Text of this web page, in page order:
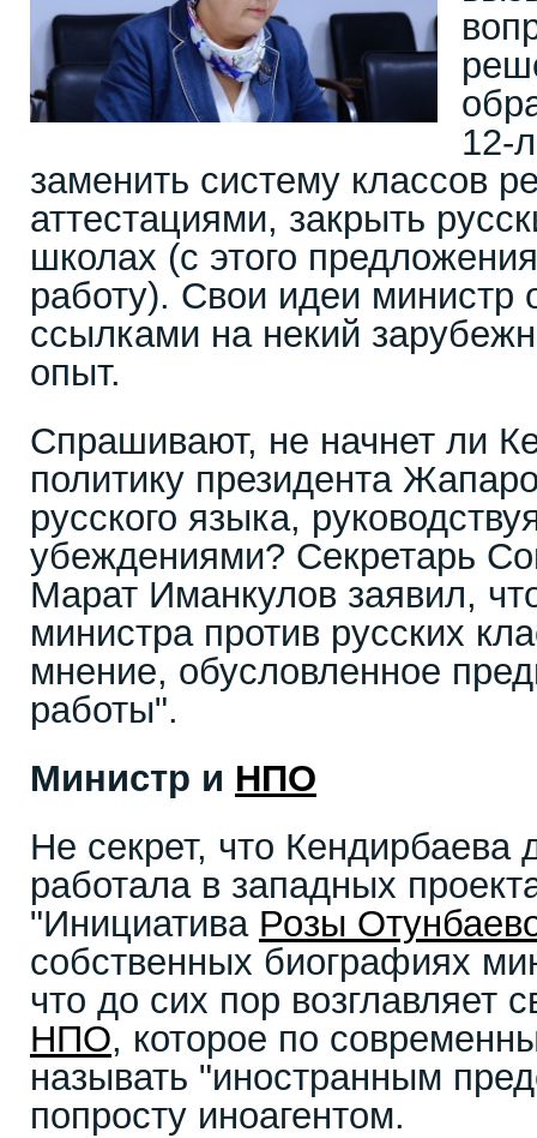
12-
заменить систему классов
аттестациями, закрыть
школах (с этого
работу). Свои идеи министр
ссылками на некий
опыт.
Спрашивают, не начнет ли
политику президента
русского языка,
убеждениями? Секретарь
Марат Иманкулов заявил,
министра против русских
мнение, обусловленное
работы".
Министр и НПО
Не секрет, что Кендирбаева
работала в западных
"Инициатива Розы
собственных биографиях
что до сих пор возглавляет
НПО, которое по
называть "иностранным
попросту иноагентом.